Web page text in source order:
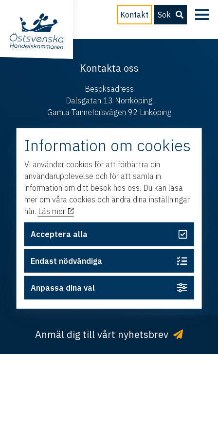
Kontakt Sök
Kontakta oss
Besöksadress
Dalsgatan 13 Norrköping
Gamla Tanneforsvägen 92 Linköping
Box 214 601 04 Norrköping
E-post
info@ostsvenskahandelskammaren.se
Telefon
© Copyright Östsvenska Handelskammaren ·
Integritetspolicy·Cookies· Design och utveckling av
Anmäl dig till vårt nyhetsbrev
Information om cookies
Vi använder cookies för att förbättra din
användarupplevelse och för att samla in
information om ditt besök hos oss. Du kan läsa
mer om våra cookies och ändra dina inställningar
här. Läs mer
Acceptera alla
Endast nödvändiga
Anpassa dina val